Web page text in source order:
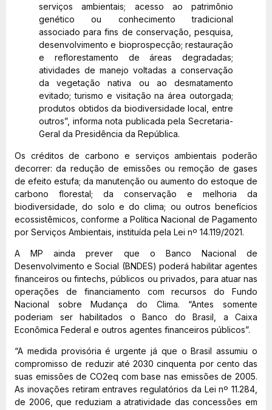
serviços ambientais; acesso ao patrimônio
genético ou conhecimento tradicional
associado para fins de conservação, pesquisa,
desenvolvimento e bioprospecção; restauração
e reflorestamento de áreas degradadas;
atividades de manejo voltadas a conservação
da vegetação nativa ou ao desmatamento
evitado; turismo e visitação na área outorgada;
produtos obtidos da biodiversidade local, entre
outros”, informa nota publicada pela Secretaria-
Geral da Presidência da República.
Os créditos de carbono e serviços ambientais poderão
decorrer: da redução de emissões ou remoção de gases
de efeito estufa; da manutenção ou aumento do estoque de
carbono florestal; da conservação e melhoria da
biodiversidade, do solo e do clima; ou outros benefícios
ecossistêmicos, conforme a Política Nacional de Pagamento
por Serviços Ambientais, instituída pela Lei nº 14.119/2021.
A MP ainda prever que o Banco Nacional de
Desenvolvimento e Social (BNDES) poderá habilitar agentes
financeiros ou fintechs, públicos ou privados, para atuar nas
operações de financiamento com recursos do Fundo
Nacional sobre Mudança do Clima. “Antes somente
poderiam ser habilitados o Banco do Brasil, a Caixa
Econômica Federal e outros agentes financeiros públicos”.
“A medida provisória é urgente já que o Brasil assumiu o
compromisso de reduzir até 2030 cinquenta por cento das
suas emissões de CO2eq com base nas emissões de 2005.
As inovações retiram entraves regulatórios da Lei nº 11.284,
de 2006, que reduziam a atratividade das concessões em